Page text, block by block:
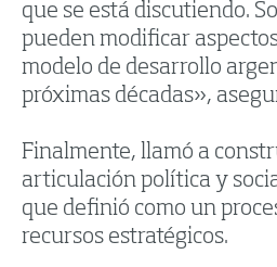
que se está discutiendo.
pueden modificar
modelo de desarrollo
próximas décadas»,
Finalmente, llamó a
articulación política y
que definió como un
recursos estratégicos.